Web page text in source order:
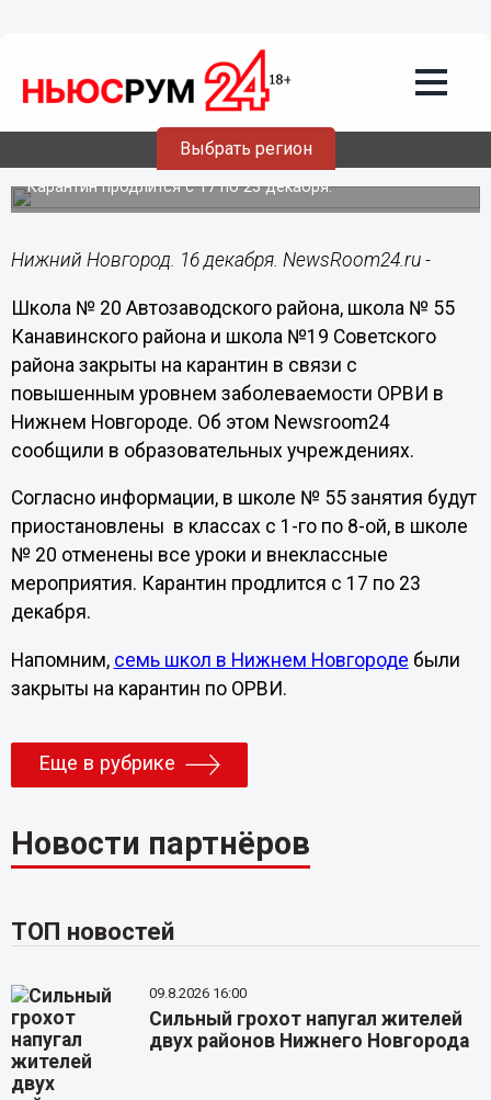
Выбрать регион
16.12.201416:09
Еще три школы в Нижнем Новгороде
закрыты на карантин
Карантин продлится с 17 по 23 декабря.
Нижний Новгород. 16 декабря. NewsRoom24.ru -
Школа № 20 Автозаводского района, школа № 55
Канавинского района и школа №19 Советского
района закрыты на карантин в связи с
повышенным уровнем заболеваемости ОРВИ в
Нижнем Новгороде. Об этом Newsroom24
сообщили в образовательных учреждениях.
Согласно информации, в школе № 55 занятия будут
приостановлены в классах с 1-го по 8-ой, в школе
№ 20 отменены все уроки и внеклассные
мероприятия. Карантин продлится с 17 по 23
декабря.
Напомним, семь школ в Нижнем Новгороде были
закрыты на карантин по ОРВИ.
Еще в рубрике
Новости партнёров
ТОП новостей
09.8.2026 16:00
Сильный грохот напугал жителей
двух районов Нижнего Новгорода